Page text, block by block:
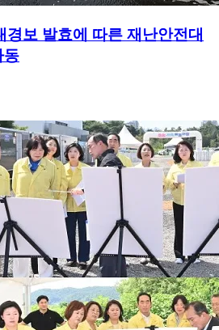
경보 발효에 따른 재난안전대
동